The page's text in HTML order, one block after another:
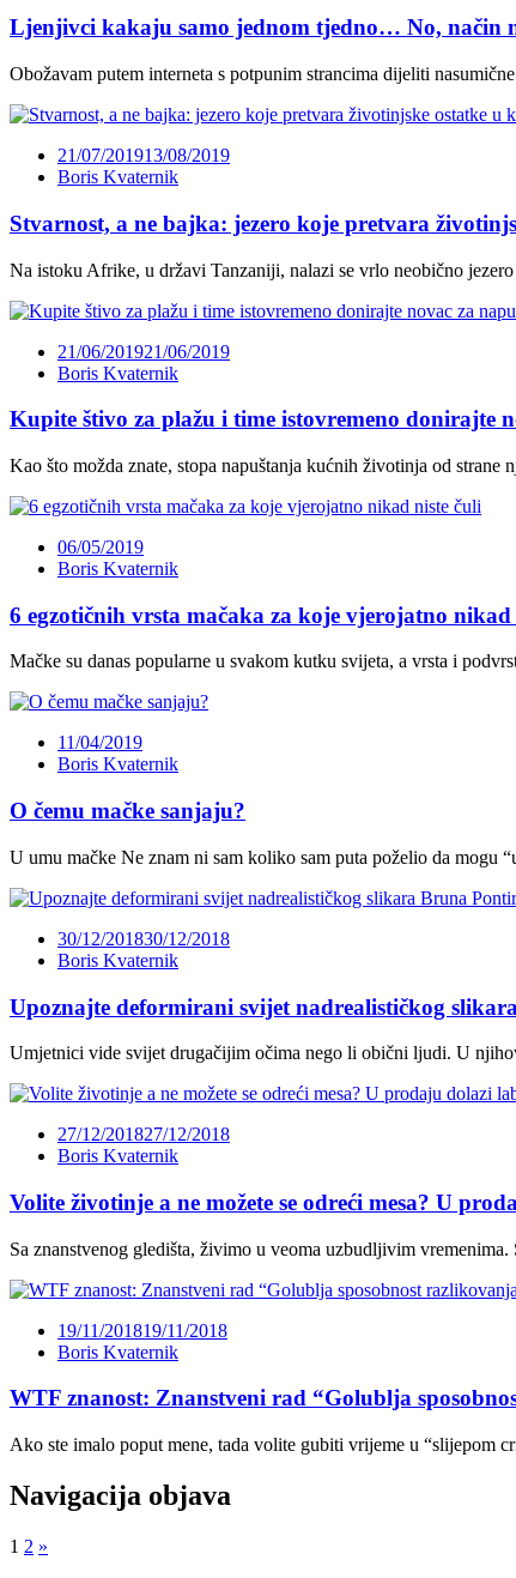
Ljenjivci kakaju samo jednom tjedno… No, način
Obožavam putem interneta s potpunim strancima dijeliti
21/07/201913/08/2019
Boris Kvaternik
Stvarnost, a ne bajka: jezero koje pretvara
Na istoku Afrike, u državi Tanzaniji, nalazi se vrlo neobično
21/06/201921/06/2019
Boris Kvaternik
Kupite štivo za plažu i time istovremeno donirajte
Kao što možda znate, stopa napuštanja kućnih životinja od
06/05/2019
Boris Kvaternik
6 egzotičnih vrsta mačaka za koje vjerojatno nikad
Mačke su danas popularne u svakom kutku svijeta, a vrsta i
11/04/2019
Boris Kvaternik
O čemu mačke sanjaju?
U umu mačke Ne znam ni sam koliko sam puta poželio da mogu
30/12/201830/12/2018
Boris Kvaternik
Upoznajte deformirani svijet nadrealističkog
Umjetnici vide svijet drugačijim očima nego li obični ljudi. U
27/12/201827/12/2018
Boris Kvaternik
Volite životinje a ne možete se odreći mesa? U
Sa znanstvenog gledišta, živimo u veoma uzbudljivim
19/11/201819/11/2018
Boris Kvaternik
WTF znanost: Znanstveni rad “Golublja
Ako ste imalo poput mene, tada volite gubiti vrijeme u “slijepom
Navigacija objava
1 2 »